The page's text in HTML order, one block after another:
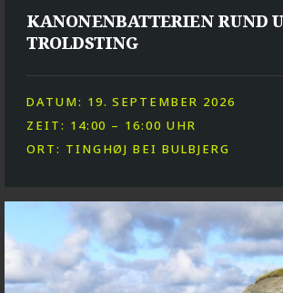
KANONENBATTERIEN RUND
TROLDSTING
DATUM: 19. SEPTEMBER 2026
ZEIT: 14:00 – 16:00 UHR
ORT: TINGHØJ BEI BULBJERG